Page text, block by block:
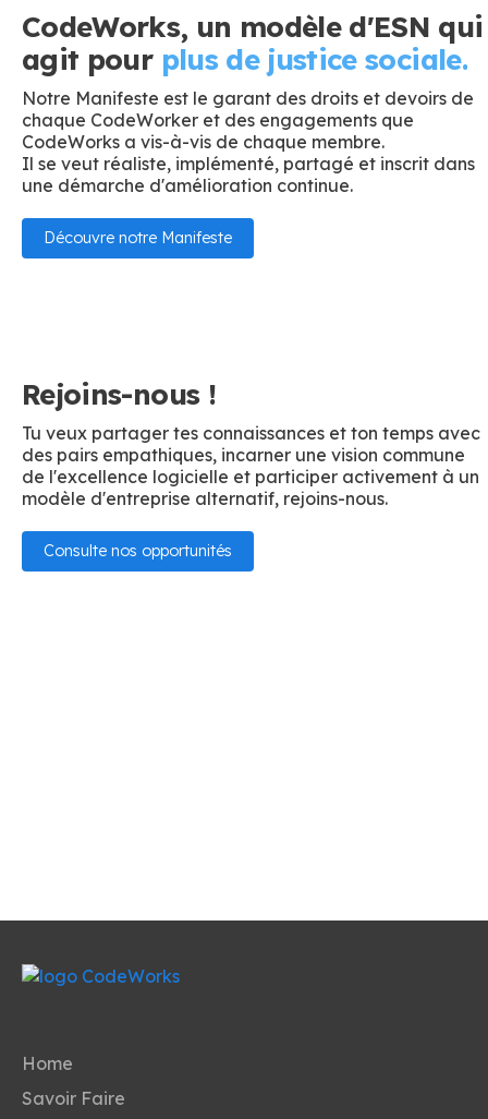
CodeWorks, un modèle d'ESN qui
agit pour plus de justice sociale.
Notre Manifeste est le garant des droits et devoirs de
chaque CodeWorker et des engagements que
CodeWorks a vis-à-vis de chaque membre.
Il se veut réaliste, implémenté, partagé et inscrit dans
une démarche d'amélioration continue.
Découvre notre Manifeste
Rejoins-nous !
Tu veux partager tes connaissances et ton temps avec
des pairs empathiques, incarner une vision commune
de l'excellence logicielle et participer activement à un
modèle d'entreprise alternatif, rejoins-nous.
Consulte nos opportunités
Home
Savoir Faire